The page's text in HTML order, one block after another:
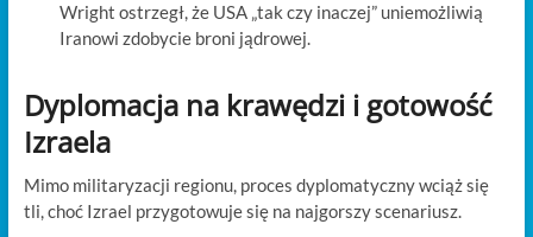
Wright ostrzegł, że USA „tak czy inaczej” uniemożliwią
Iranowi zdobycie broni jądrowej.
Dyplomacja na krawędzi i gotowość
Izraela
Mimo militaryzacji regionu, proces dyplomatyczny wciąż się
tli, choć Izrael przygotowuje się na najgorszy scenariusz.